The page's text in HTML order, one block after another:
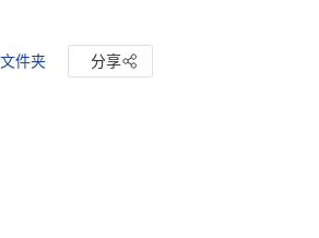
件夹 分享